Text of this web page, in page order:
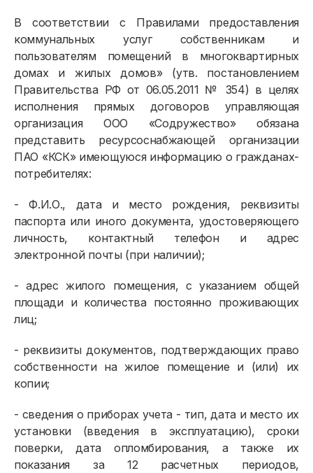
В соответствии с Правилами предоставления
коммунальных услуг собственникам и
пользователям помещений в многоквартирных
домах и жилых домов» (утв. постановлением
Правительства РФ от 06.05.2011 № 354) в целях
исполнения прямых договоров управляющая
организация ООО «Содружество» обязана
представить ресурсоснабжающей организации
ПАО «КСК» имеющуюся информацию о гражданах-
потребителях:
- Ф.И.О., дата и место рождения, реквизиты
паспорта или иного документа, удостоверяющего
личность, контактный телефон и адрес
электронной почты (при наличии);
- адрес жилого помещения, с указанием общей
площади и количества постоянно проживающих
лиц;
- реквизиты документов, подтверждающих право
собственности на жилое помещение и (или) их
копии;
- сведения о приборах учета - тип, дата и место их
установки (введения в эксплуатацию), сроки
поверки, дата опломбирования, а также их
показания за 12 расчетных периодов,